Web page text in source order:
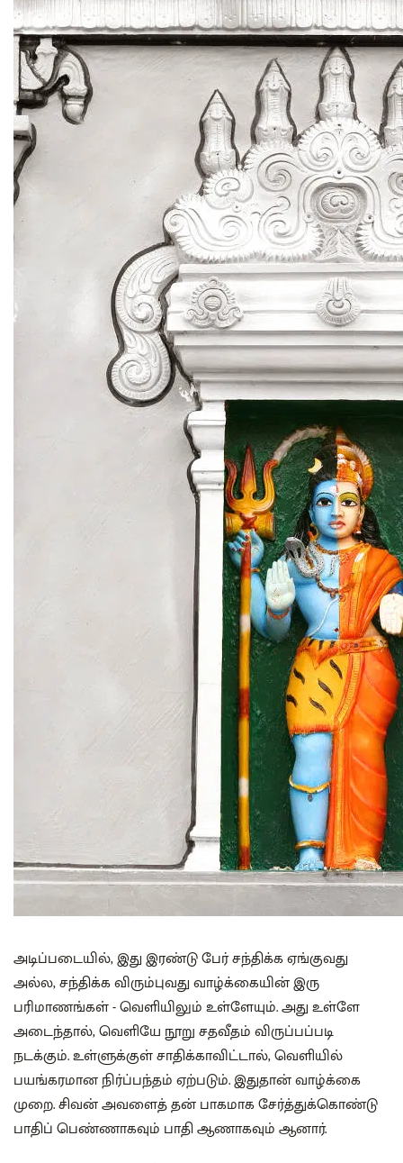
அடிப்படையில், இது இரண்டு பேர் சந்திக்க ஏங்குவது
அல்ல, சந்திக்க விரும்புவது வாழ்க்கையின் இரு
பரிமாணங்கள் - வெளியிலும் உள்ளேயும். அது உள்ளே
அடைந்தால், வெளியே நூறு சதவீதம் விருப்பப்படி
நடக்கும். உள்ளுக்குள் சாதிக்காவிட்டால், வெளியில்
பயங்கரமான நிர்ப்பந்தம் ஏற்படும். இதுதான் வாழ்க்கை
முறை. சிவன் அவளைத் தன் பாகமாக சேர்த்துக்கொண்டு
பாதிப் பெண்ணாகவும் பாதி ஆணாகவும் ஆனார்.